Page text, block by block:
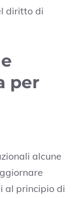
diritto di
per
alcune
al principio di